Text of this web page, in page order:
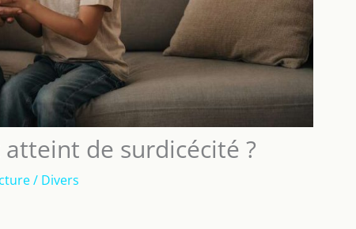
de surdicécité ?
/ Divers